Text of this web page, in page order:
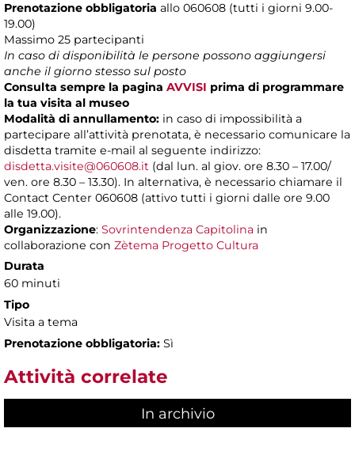
Prenotazione obbligatoria allo 060608 (tutti i giorni 9.00-
19.00)
Massimo 25 partecipanti
In caso di disponibilità le persone possono aggiungersi
anche il giorno stesso sul posto
Consulta sempre la pagina AVVISI prima di programmare
la tua visita al museo
Modalità di annullamento: in caso di impossibilità a
partecipare all’attività prenotata, è necessario comunicare la
disdetta tramite e-mail al seguente indirizzo:
disdetta.visite@060608.it (dal lun. al giov. ore 8.30 – 17.00/
ven. ore 8.30 – 13.30). In alternativa, è necessario chiamare il
Contact Center 060608 (attivo tutti i giorni dalle ore 9.00
alle 19.00).
Organizzazione: Sovrintendenza Capitolina in
collaborazione con Zètema Progetto Cultura
Durata
60 minuti
Tipo
Visita a tema
Prenotazione obbligatoria: Sì
Attività correlate
In archivio